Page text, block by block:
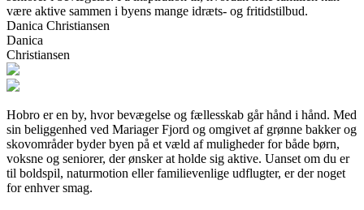
være aktive sammen i byens mange idræts- og fritidstilbud.
Danica Christiansen
Danica
Christiansen
Hobro er en by, hvor bevægelse og fællesskab går hånd i hånd. Med
sin beliggenhed ved Mariager Fjord og omgivet af grønne bakker og
skovområder byder byen på et væld af muligheder for både børn,
voksne og seniorer, der ønsker at holde sig aktive. Uanset om du er
til boldspil, naturmotion eller familievenlige udflugter, er der noget
for enhver smag.